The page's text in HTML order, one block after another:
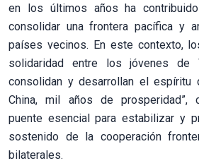
en los últimos años ha
consolidar una frontera pacífica y
países vecinos. En este contexto,
solidaridad entre los jóvenes de
consolidan y desarrollan el espíritu
China, mil años de prosperidad”,
puente esencial para estabilizar y
sostenido de la cooperación
bilaterales.